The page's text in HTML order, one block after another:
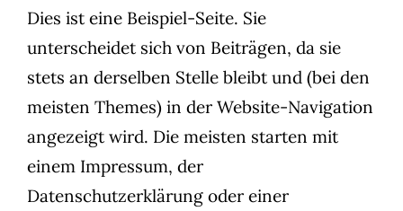
Kontakt
TISCH RESERVIEREN
Kontakt
TISCH RESERVIEREN
Dies ist eine Beispiel-Seite. Sie
unterscheidet sich von Beiträgen, da sie
stets an derselben Stelle bleibt und (bei den
meisten Themes) in der Website-Navigation
angezeigt wird. Die meisten starten mit
einem Impressum, der
Datenschutzerklärung oder einer